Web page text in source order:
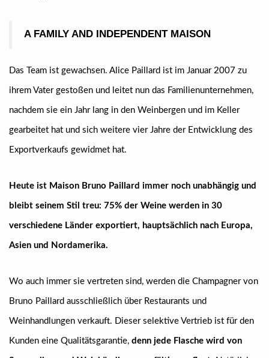
A FAMILY AND INDEPENDENT MAISON
Das Team ist gewachsen. Alice Paillard ist im Januar 2007 zu
ihrem Vater gestoßen und leitet nun das Familienunternehmen,
nachdem sie ein Jahr lang in den Weinbergen und im Keller
gearbeitet hat und sich weitere vier Jahre der Entwicklung des
Exportverkaufs gewidmet hat.
Heute ist Maison Bruno Paillard immer noch unabhängig und
bleibt seinem Stil treu: 75% der Weine werden in 30
verschiedene Länder exportiert, hauptsächlich nach Europa,
Asien und Nordamerika.
Wo auch immer sie vertreten sind, werden die Champagner von
Bruno Paillard ausschließlich über Restaurants und
Weinhandlungen verkauft. Dieser selektive Vertrieb ist für den
Kunden eine Qualitätsgarantie, denn jede Flasche wird von